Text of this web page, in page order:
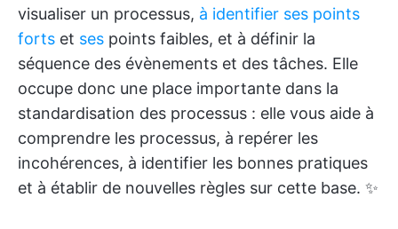
visualiser un processus, à identifier ses points
forts et ses points faibles, et à définir la
séquence des évènements et des tâches. Elle
occupe donc une place importante dans la
standardisation des processus : elle vous aide à
comprendre les processus, à repérer les
incohérences, à identifier les bonnes pratiques
et à établir de nouvelles règles sur cette base. ✨